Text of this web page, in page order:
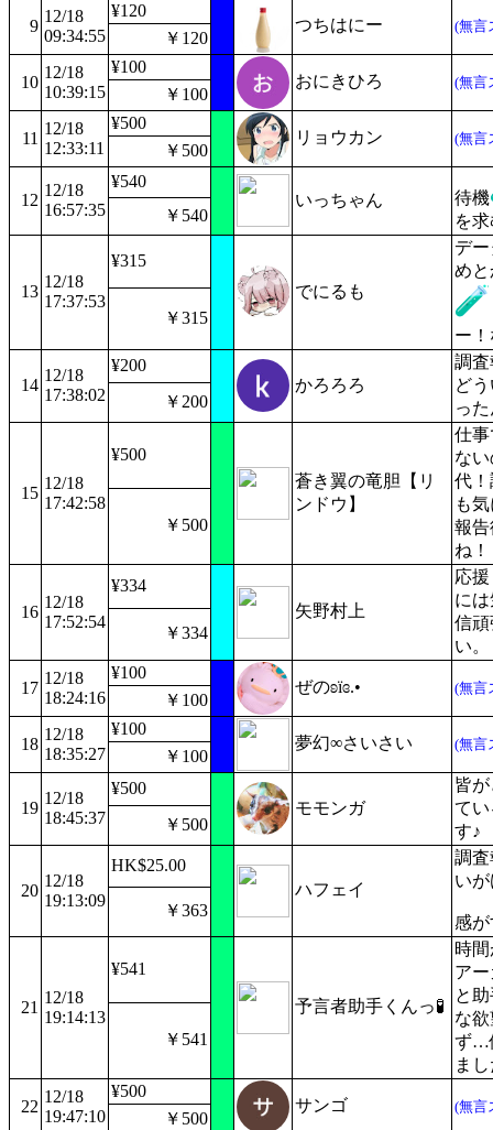
9
12/18
09:34:55
¥120
つちはにー (無言
￥120
10
12/18
10:39:15
¥100
おにきひろ (無言
￥100
11
12/18
12:33:11
¥500
リョウカン (無言
￥500
12
12/18
16:57:35
¥540
いっちゃん
待機
を
￥540
13
12/18
17:37:53
¥315
でにるも
デ
め
ー
￥315
14
12/18
17:38:02
¥200
かろろろ
調査
ど
っ
￥200
15
12/18
17:42:58
¥500
蒼き翼の竜胆【リ
ンドウ】
仕
な
代
も
報
ね！
￥500
16
12/18
17:52:54
¥334
矢野村上
応
に
信
い。
￥334
17
12/18
18:24:16
¥100
ぜのʚïɞ.• (無言
￥100
18
12/18
18:35:27
¥100
夢幻∞さいさい (無言
￥100
19
12/18
18:45:37
¥500
モモンガ
皆
て
す♪
￥500
20
12/18
19:13:09
HK$25.00
ハフェイ
調
い
感が
￥363
21
12/18
19:14:13
¥541
予言者助手くんっ🧪
時
ア
と
な
ず…
ま
￥541
22
12/18
19:47:10
¥500
サンゴ (無言
￥500